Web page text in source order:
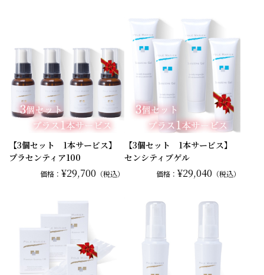
【3個セット 1本サービス】
プラセンティア100
価格：¥29,700 （税込）
【3個セット 1本サービス】
センシティブゲル
価格： ¥29,040 （税込）